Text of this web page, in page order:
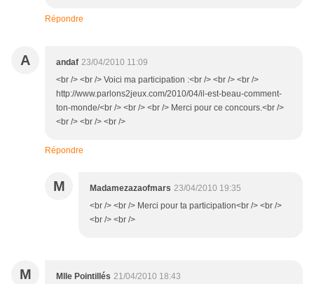
Répondre
A andaf 23/04/2010 11:09
<br /> <br /> Voici ma participation :<br /> <br /> <br />
http://www.parlons2jeux.com/2010/04/il-est-beau-comment-
ton-monde/<br /> <br /> <br /> Merci pour ce concours.<br />
<br /> <br /> <br />
Répondre
M Madamezazaofmars 23/04/2010 19:35
<br /> <br /> Merci pour ta participation<br /> <br />
<br /> <br />
M Mlle Pointillés 21/04/2010 18:43